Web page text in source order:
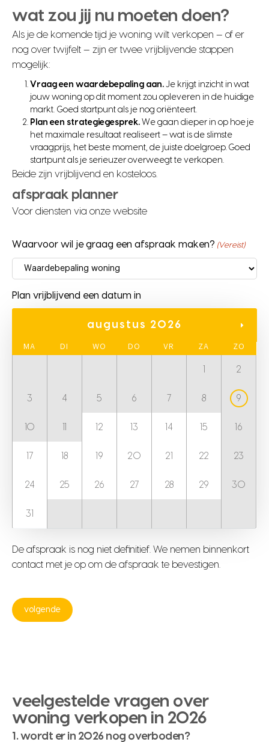
wat zou jij nu moeten doen?
Als je de komende tijd je woning wilt verkopen — of er
nog over twijfelt — zijn er twee vrijblijvende stappen
mogelijk:
Vraag een waardebepaling aan. Je krijgt inzicht in wat
jouw woning op dit moment zou opleveren in de huidige
markt. Goed startpunt als je nog oriënteert.
Plan een strategiegesprek. We gaan dieper in op hoe je
het maximale resultaat realiseert — wat is de slimste
vraagprijs, het beste moment, de juiste doelgroep. Goed
startpunt als je serieuzer overweegt te verkopen.
Beide zijn vrijblijvend en kosteloos.
afspraak planner
Voor diensten via onze website
Waarvoor wil je graag een afspraak maken? (Vereist)
Plan vrijblijvend een datum in
augustus 2026
MA DI WO DO VR ZA ZO
2
3 4 5 6 7 8 9
10 12 13 14 15 16
17 18 19 20 21 22 23
24 25 26 27 28 29 30
31
De afspraak is nog niet definitief. We nemen binnenkort
contact met je op om de afspraak te bevestigen.
veelgestelde vragen over
woning verkopen in 2026
1. wordt er in 2026 nog overboden?